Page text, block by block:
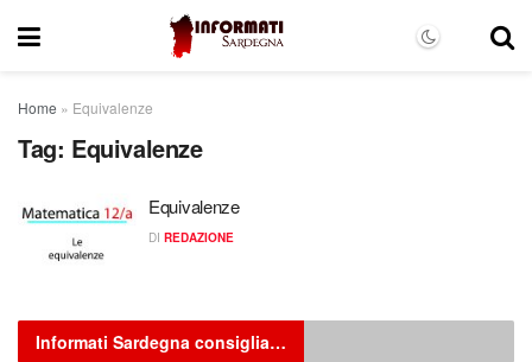
Home » Equivalenze
Tag: Equivalenze
Equivalenze
DI REDAZIONE
Informati Sardegna consiglia…